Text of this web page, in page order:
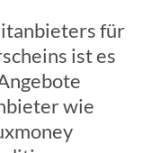
für
ist es
wie